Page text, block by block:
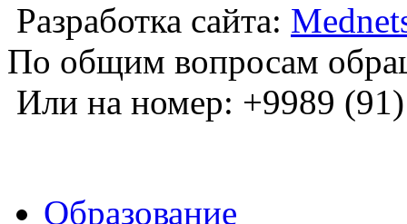
Разработка сайта:
По общим вопросам
Или на номер: +9989
Образование